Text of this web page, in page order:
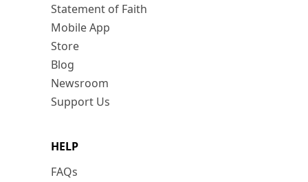
Statement of Faith
Mobile App
Store
Blog
Newsroom
Support Us
HELP
FAQs